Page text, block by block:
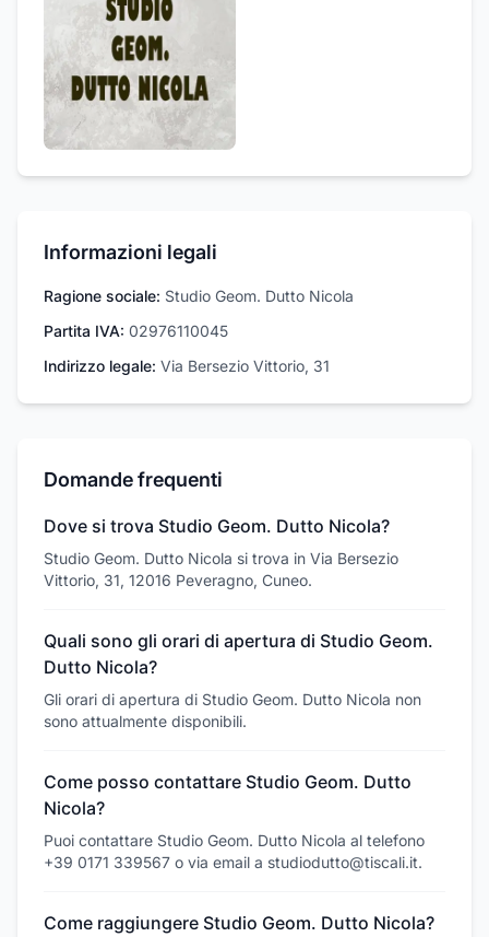
Informazioni legali
Ragione sociale: Studio Geom. Dutto Nicola
Partita IVA: 02976110045
Indirizzo legale: Via Bersezio Vittorio, 31
Domande frequenti
Dove si trova Studio Geom. Dutto Nicola?
Studio Geom. Dutto Nicola si trova in Via Bersezio
Vittorio, 31, 12016 Peveragno, Cuneo.
Quali sono gli orari di apertura di Studio Geom.
Dutto Nicola?
Gli orari di apertura di Studio Geom. Dutto Nicola non
sono attualmente disponibili.
Come posso contattare Studio Geom. Dutto
Nicola?
Puoi contattare Studio Geom. Dutto Nicola al telefono
+39 0171 339567 o via email a studiodutto@tiscali.it.
Come raggiungere Studio Geom. Dutto Nicola?